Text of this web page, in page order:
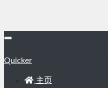
Quicker
主页